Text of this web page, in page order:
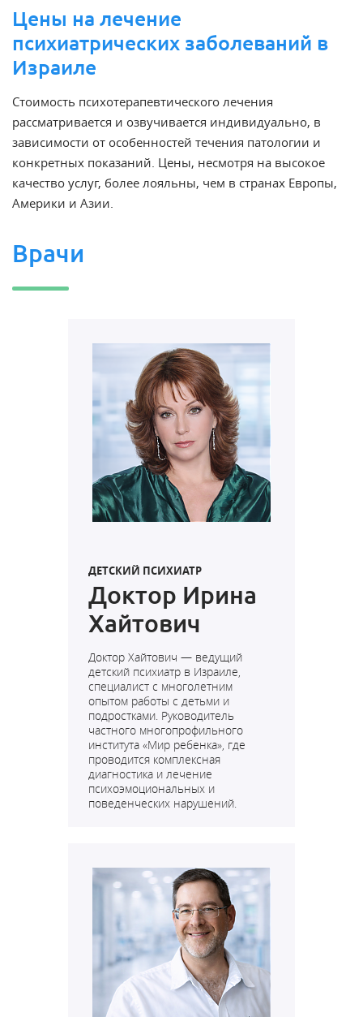
Цены на лечение
психиатрических заболеваний в
Израиле
Стоимость психотерапевтического лечения
рассматривается и озвучивается индивидуально, в
зависимости от особенностей течения патологии и
конкретных показаний. Цены, несмотря на высокое
качество услуг, более лояльны, чем в странах Европы,
Америки и Азии.
Врачи
ДЕТСКИЙ ПСИХИАТР
Доктор Ирина
Хайтович
Доктор Хайтович — ведущий
детский психиатр в Израиле,
специалист с многолетним
опытом работы с детьми и
подростками. Руководитель
частного многопрофильного
института «Мир ребенка», где
проводится комплексная
диагностика и лечение
психоэмоциональных и
поведенческих нарушений.